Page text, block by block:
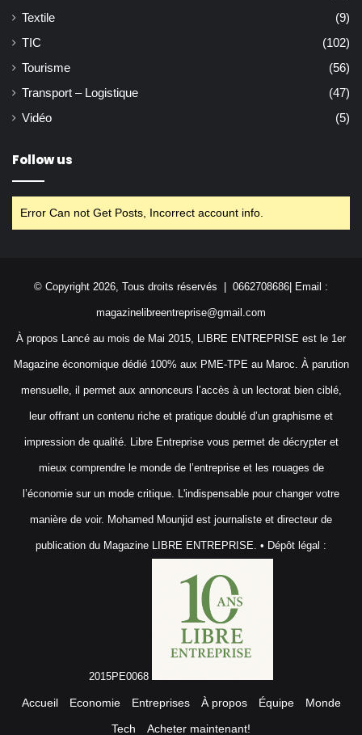
Textile
(9)
TIC
(102)
Tourisme
(56)
Transport – Logistique
(47)
Vidéo
(5)
Follow us
Error Can not Get Posts, Incorrect account info.
© Copyright 2026, Tous droits réservés | 0662708686| Email :
magazinelibreentreprise@gmail.com
À propos Lancé au mois de Mai 2015, LIBRE ENTREPRISE est le 1er
Magazine économique dédié 100% aux PME-TPE au Maroc. À parution
mensuelle, il permet aux annonceurs l’accès à un lectorat bien ciblé,
leur offrant un contenu riche et pratique doublé d’un graphisme et
impression de qualité. Libre Entreprise vous permet de décrypter et
mieux comprendre le monde de l’entreprise et les rouages de
l’économie sur un mode critique. L'indispensable pour changer votre
manière de voir. Mohamed Mounjid est journaliste et directeur de
publication du Magazine LIBRE ENTREPRISE. • Dépôt légal :
2015PE0068
Accueil Economie Entreprises À propos Équipe
Monde
Tech
Acheter maintenant!